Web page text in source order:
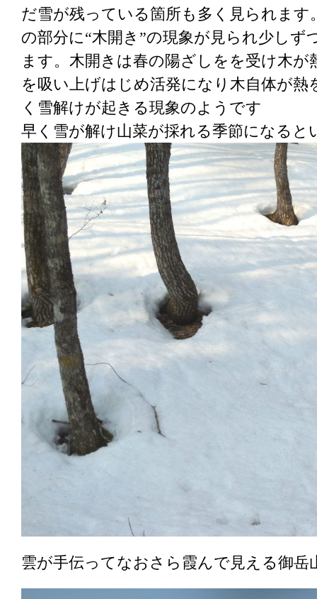
だ雪が残っている箇所も多く見られま
の部分に“木開き”の現象が見られ少し
ます。木開きは春の陽ざしをを受け木
を吸い上げはじめ活発になり木自体が
く雪解けが起きる現象のようです
早く雪が解け山菜が採れる季節になると
雲が手伝ってなおさら霞んで見える御岳